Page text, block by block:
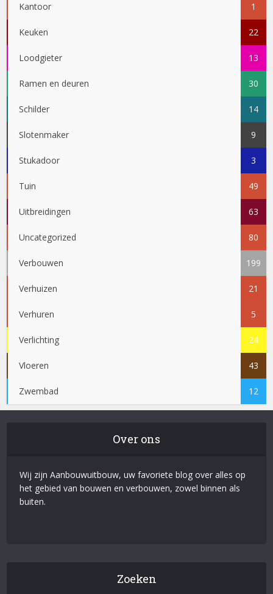
Kantoor 1
Keuken 22
Loodgieter 13
Ramen en deuren 30
Schilder 14
Slotenmaker 9
Stukadoor 3
Tuin 49
Uitbreidingen 63
Uncategorized 80
Verbouwen 199
Verhuizen 21
Verhuren 5
Verlichting 24
Vloeren 43
Zwembad 12
Over ons
Wij zijn Aanbouwuitbouw, uw favoriete blog over alles op
het gebied van bouwen en verbouwen, zowel binnen als
buiten.
Zoeken